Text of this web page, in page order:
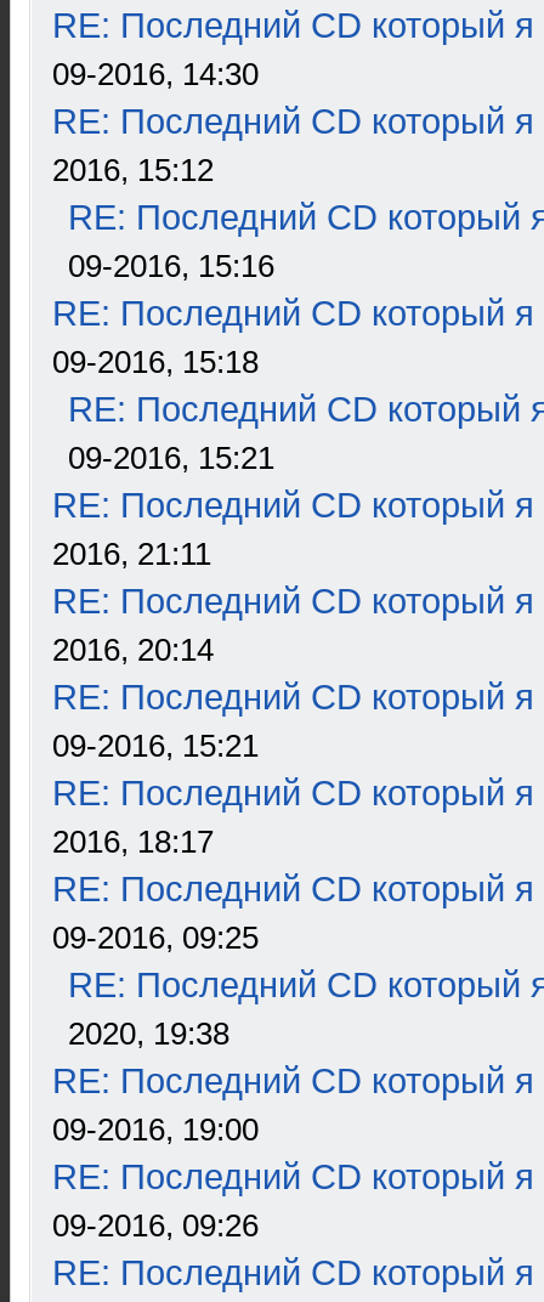
RE: Последний CD который я
09-2016, 14:30
RE: Последний CD который я
2016, 15:12
RE: Последний CD который
09-2016, 15:16
RE: Последний CD который я
09-2016, 15:18
RE: Последний CD который
09-2016, 15:21
RE: Последний CD который я
2016, 21:11
RE: Последний CD который я
2016, 20:14
RE: Последний CD который я
09-2016, 15:21
RE: Последний CD который я
2016, 18:17
RE: Последний CD который я
09-2016, 09:25
RE: Последний CD который
2020, 19:38
RE: Последний CD который я
09-2016, 19:00
RE: Последний CD который я
09-2016, 09:26
RE: Последний CD который я